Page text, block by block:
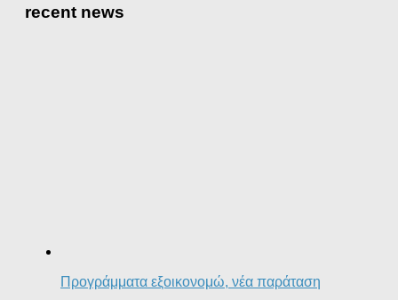
recent news
Προγράμματα εξοικονομώ, νέα παράταση